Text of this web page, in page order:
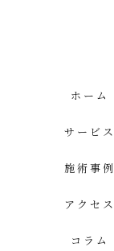
ホーム
サービス
施術事例
アクセス
コラム